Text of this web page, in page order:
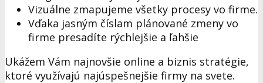
Vizuálne zmapujeme všetky procesy vo firme.
Vďaka jasným číslam plánované zmeny vo
firme presadíte rýchlejšie a ľahšie
Ukážem Vám najnovšie online a biznis stratégie,
ktoré využívajú najúspešnejšie firmy na svete.